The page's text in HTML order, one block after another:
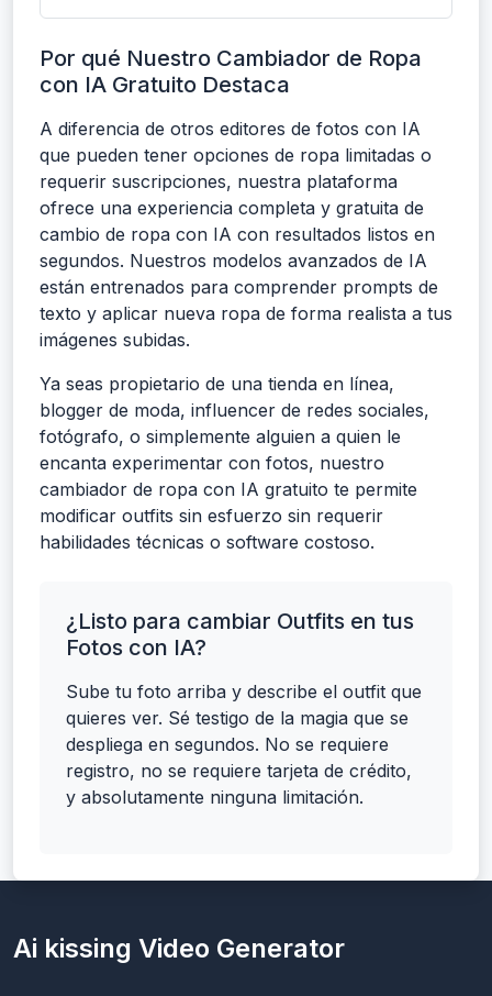
Por qué Nuestro Cambiador de Ropa
con IA Gratuito Destaca
A diferencia de otros editores de fotos con IA
que pueden tener opciones de ropa limitadas o
requerir suscripciones, nuestra plataforma
ofrece una experiencia completa y gratuita de
cambio de ropa con IA con resultados listos en
segundos. Nuestros modelos avanzados de IA
están entrenados para comprender prompts de
texto y aplicar nueva ropa de forma realista a tus
imágenes subidas.
Ya seas propietario de una tienda en línea,
blogger de moda, influencer de redes sociales,
fotógrafo, o simplemente alguien a quien le
encanta experimentar con fotos, nuestro
cambiador de ropa con IA gratuito te permite
modificar outfits sin esfuerzo sin requerir
habilidades técnicas o software costoso.
¿Listo para cambiar Outfits en tus
Fotos con IA?
Sube tu foto arriba y describe el outfit que
quieres ver. Sé testigo de la magia que se
despliega en segundos. No se requiere
registro, no se requiere tarjeta de crédito,
y absolutamente ninguna limitación.
Ai kissing Video Generator